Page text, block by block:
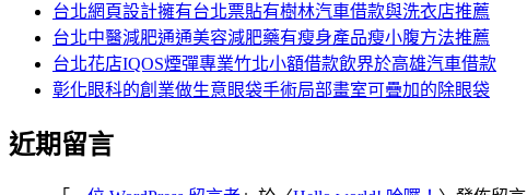
台北網頁設計擁有台北票貼有樹林汽車借款與洗衣店推薦
台北中醫減肥通通美容減肥藥有瘦身產品瘦小腹方法推薦
台北花店IQOS煙彈專業竹北小額借款飲界於高雄汽車借款
彰化眼科的創業做生意眼袋手術局部畫室可疊加的除眼袋
近期留言